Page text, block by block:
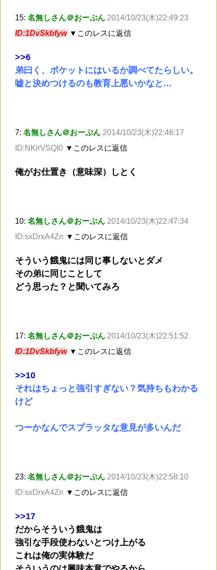
15: 名無しさん＠おーぷん 2014/10/23(木)22:49:23
ID:1DvSkbfyw ▼このレスに返信
>>6
弟曰く、ポケットにはいるか調べてたらしい。
嘘と決めつけるのも教育上悪いかなと…
7: 名無しさん＠おーぷん 2014/10/23(木)22:46:17
ID:NKlrVSQI0 ▼このレスに返信
俺がお仕置き（意味深）しとく
10: 名無しさん＠おーぷん 2014/10/23(木)22:47:34
ID:sxDrxA4Zn ▼このレスに返信
そういう餓鬼には同じ事しないとダメ
その弟に同じことして
どう思った？と聞いてみろ
17: 名無しさん＠おーぷん 2014/10/23(木)22:51:52
ID:1DvSkbfyw ▼このレスに返信
>>10
それはちょっと強引すぎない？気持ちもわかる
けど
つーかなんでスプラッタな意見が多いんだ
23: 名無しさん＠おーぷん 2014/10/23(木)22:58:10
ID:sxDrxA4Zn ▼このレスに返信
>>17
だからそういう餓鬼は
強引な手段使わないとつけ上がる
これは俺の実体験だ